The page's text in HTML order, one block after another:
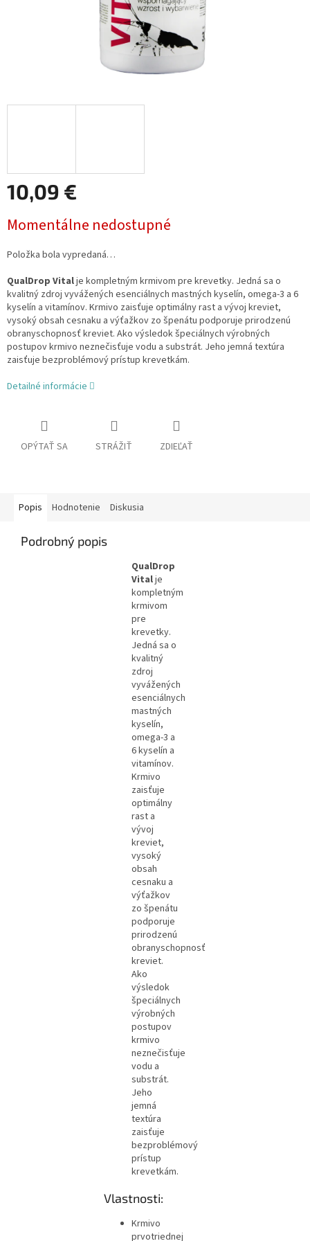
10,09 €
cena:
Momentálne nedostupné
Položka bola vypredaná…
QualDrop Vitalje kompletným krmivom pre krevetky. Jedná sa o
kvalitný zdroj vyvážených esenciálnych mastných kyselín, omega-3 a 6
kyselín a vitamínov. Krmivo zaisťuje optimálny rast a vývoj kreviet,
vysoký obsah cesnaku a výťažkov zo špenátu podporuje prirodzenú
obranyschopnosť kreviet. Ako výsledok špeciálnych výrobných
postupov krmivo neznečisťuje vodu a substrát. Jeho jemná textúra
zaisťuje bezproblémový prístup krevetkám.
Detailné informácie
OPÝTAŤ SA STRÁŽIŤ ZDIEĽAŤ
Popis Hodnotenie Diskusia
Podrobný popis
QualDrop
Vitalje
kompletným
krmivom
pre
krevetky.
Jedná sa o
kvalitný
zdroj
vyvážených
esenciálnych
mastných
kyselín,
omega-3 a
6 kyselín a
vitamínov.
Krmivo
zaisťuje
optimálny
rast a
vývoj
kreviet,
vysoký
obsah
cesnaku a
výťažkov
zo špenátu
podporuje
prirodzenú
obranyschopnosť
kreviet.
Ako
výsledok
špeciálnych
výrobných
postupov
krmivo
neznečisťuje
vodu a
substrát.
Jeho
jemná
textúra
zaisťuje
bezproblémový
prístup
krevetkám.
Vlastnosti:
Krmivo
prvotriednej